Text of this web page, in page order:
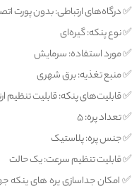
✅️ درگاه‌های ارتباطی: بدون پورت
✅️ نوع پنکه: گیره‌ای
✅️ مورد استفاده: سرمایش
✅️ منبع تغذیه: برق شهری
✅️ قابلیت‌های پنکه: قابلیت تنظیم
✅️ تعداد پره: ۵
✅️ جنس پره: پلاستیک
✅️ قابلیت تنظیم سرعت: یک حالت
✅️ امکان جداسازی پره های